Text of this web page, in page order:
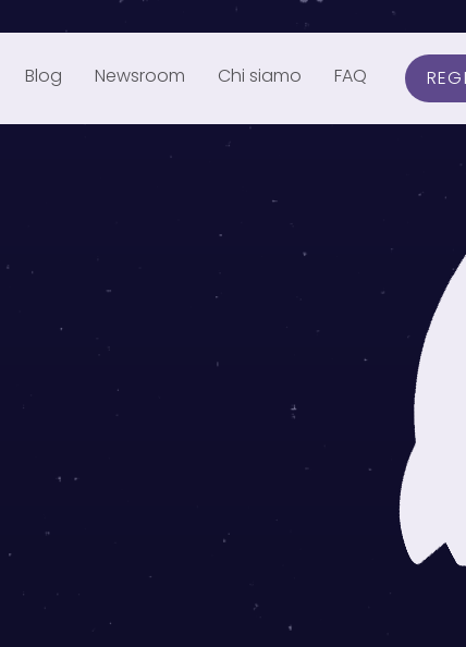
Blog Newsroom Chi siamo FAQ